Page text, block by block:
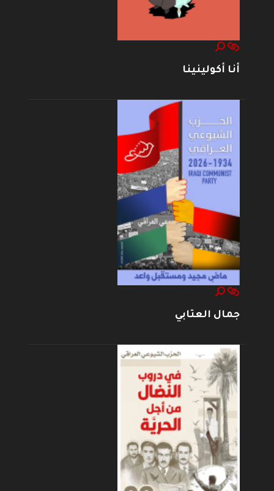
أنا أكولينينا
جمال العتابي